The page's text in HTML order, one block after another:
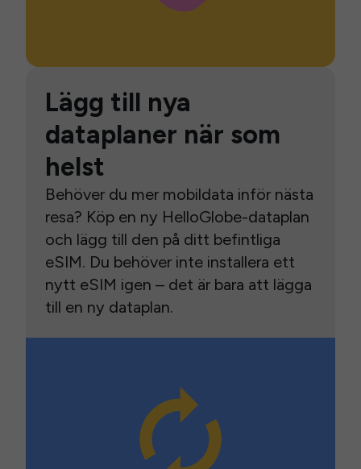
Lägg till nya
dataplaner när som
helst
Behöver du mer mobildata inför nästa
resa? Köp en ny HelloGlobe-dataplan
och lägg till den på ditt befintliga
eSIM. Du behöver inte installera ett
nytt eSIM igen – det är bara att lägga
till en ny dataplan.